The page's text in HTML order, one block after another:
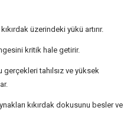
üzerindeki yükü artırır.
kritik hale getirir.
tahılsız ve yüksek
kıkırdak dokusunu besler ve